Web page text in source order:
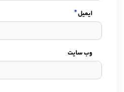
ایمیل*
وب سایت